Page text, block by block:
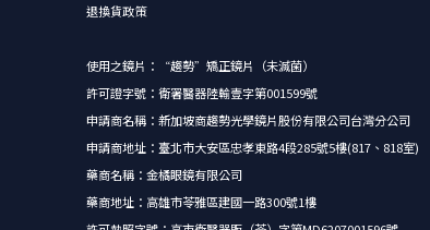
退換貨政策
使用之鏡片：“趨勢”矯正鏡片（未滅菌）
許可證字號：衛署醫器陸輸壹字第001599號
申請商名稱：新加坡商趨勢光學鏡片股份有限公司台灣分公司
申請商地址：臺北市大安區忠孝東路4段285號5樓(817、818室)
藥商名稱：金橘眼鏡有限公司
藥商地址：高雄市苓雅區建國一路300號1樓